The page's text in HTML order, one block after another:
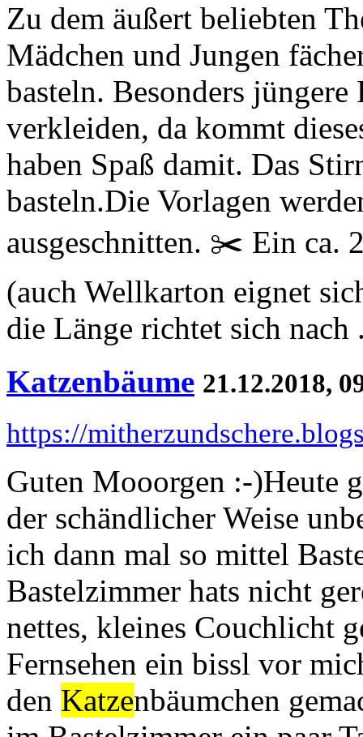
Zu dem äußert beliebten
Mädchen und Jungen
basteln. Besonders
verkleiden, da kommt
haben Spaß damit. Das
basteln.Die Vorlagen
ausgeschnitten. ✂️ Ein ca.
(auch Wellkarton eignet
die Länge richtet sich nach
Katzenbäume 21.12.2018,
https://
Guten Mooorgen :-)Heute
der schändlicher Weise
ich dann mal so mittel
Bastelzimmer hats nicht
nettes, kleines Couchlicht
Fernsehen ein bissl vor
den Katzenbäumchen